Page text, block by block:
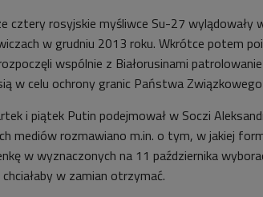
cztery rosyjskie myśliwce Su-27 wylądowały
w grudniu 2013 roku. Wkrótce potem
wspólnie z Białorusinami
w celu ochrony granic Państwa
i piątek Putin podejmował w Soczi
mediów rozmawiano m.in. o tym, w jakiej
w wyznaczonych na 11 października
w zamian otrzymać.